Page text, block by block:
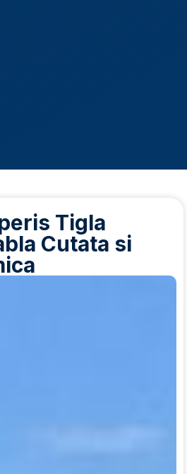
Tigla
Cutata si